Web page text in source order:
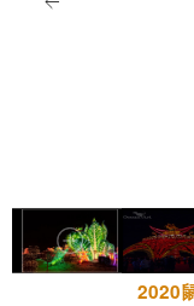
2020